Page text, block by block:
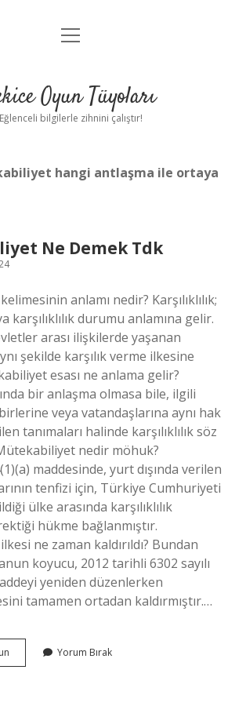
Anasayfa
Yasal Uyarı
menüyü
Oyun Tüyoları
Eğlenceli bilgilerle zihnini çalıştır!
hangi antlaşma ile ortaya
Ne Demek Tdk
anlamı nedir? Karşılıklılık;
karşılıklılık durumu anlamına gelir.
arası ilişkilerde yaşanan
şekilde karşılık verme ilkesine
esası ne anlama gelir?
bir anlaşma olmasa bile, ilgili
veya vatandaşlarına aynı hak
tanımaları halinde karşılıklılık söz
nedir möhuk?
maddesinde, yurt dışında verilen
tenfizi için, Türkiye Cumhuriyeti
ülke arasında karşılıklılık
hükme bağlanmıştır.
ne zaman kaldırıldı? Bundan
koyucu, 2012 tarihli 6302 sayılı
yeniden düzenlerken
tamamen ortadan kaldırmıştır.…
Mütekabiliyet
Ne
Yorum Bırak